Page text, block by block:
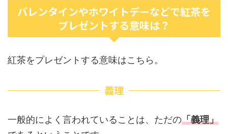
バレンタインやホワイトデーなどで紅茶を
プレゼントする意味は？
紅茶をプレゼントする意味はこちら。
義理
一般的によく言われていることは、ただの「義理」